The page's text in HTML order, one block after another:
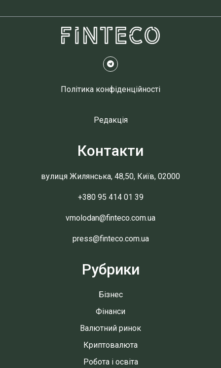
Політика конфіденційності
Редакція
Контакти
вулиця Жилянська, 48,50, Київ, 02000
+380 95 414 01 39
vmolodan@finteco.com.ua
press@finteco.com.ua
Рубрики
Бізнес
Фінанси
Валютний ринок
Криптовалюта
Робота і освіта